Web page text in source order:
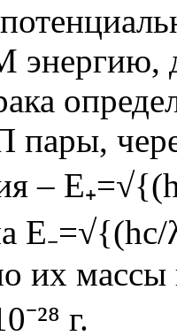
пары,
–
Е₋=√{(hc/
их
г.